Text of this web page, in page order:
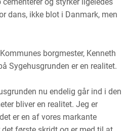
og styrker ligeledes
dans, ikke blot i Danmark, men
borgmester, Kenneth
Sygehusgrunden er en realitet.
nu endelig går ind i den
bliver en realitet. Jeg er
er en af vores markante